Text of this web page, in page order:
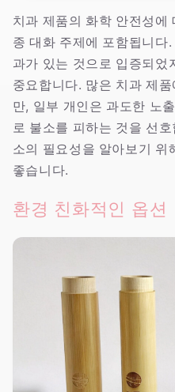
치과 제품의 화학 안전성에
종 대화 주제에 포함됩니다
과가 있는 것으로 입증되었
중요합니다. 많은 치과 제
만, 일부 개인은 과도한 노
로 불소를 피하는 것을 선
소의 필요성을 알아보기 위
좋습니다.
환경 친화적인 옵션